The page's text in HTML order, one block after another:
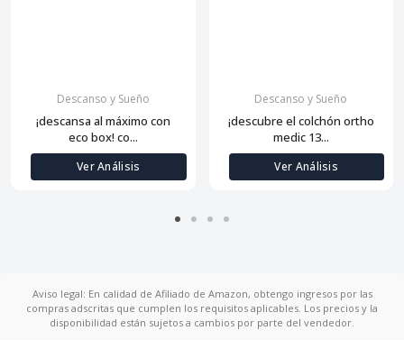
Descanso y Sueño
¡descansa al máximo con
eco box! co...
Ver Análisis
Descanso y Sueño
¡descubre el colchón ortho
medic 13...
Ver Análisis
Aviso legal: En calidad de Afiliado de Amazon, obtengo ingresos por las
compras adscritas que cumplen los requisitos aplicables. Los precios y la
disponibilidad están sujetos a cambios por parte del vendedor.